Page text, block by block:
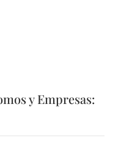
y Empresas: